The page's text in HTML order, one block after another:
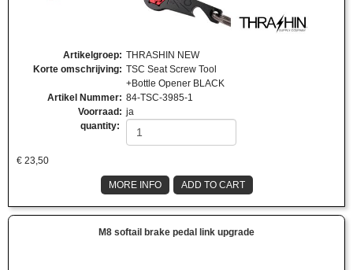
Artikelgroep: THRASHIN NEW
Korte omschrijving: TSC Seat Screw Tool
+Bottle Opener BLACK
Artikel Nummer: 84-TSC-3985-1
Voorraad : ja
quantity:
€ 23,50
MORE INFO ADD TO CART
M8 softail brake pedal link upgrade